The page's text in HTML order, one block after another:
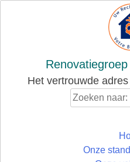
Renovatiegroep
Het vertrouwde
Onze